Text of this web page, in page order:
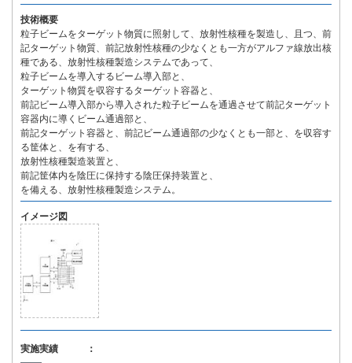
技術概要
粒子ビームをターゲット物質に照射して、放射性核種を製造し、且つ、前
記ターゲット物質、前記放射性核種の少なくとも一方がアルファ線放出核
種である、放射性核種製造システムであって、
粒子ビームを導入するビーム導入部と、
ターゲット物質を収容するターゲット容器と、
前記ビーム導入部から導入された粒子ビームを通過させて前記ターゲット
容器内に導くビーム通過部と、
前記ターゲット容器と、前記ビーム通過部の少なくとも一部と、を収容す
る筐体と、を有する、
放射性核種製造装置と、
前記筐体内を陰圧に保持する陰圧保持装置と、
を備える、放射性核種製造システム。
イメージ図
実施実績 ：